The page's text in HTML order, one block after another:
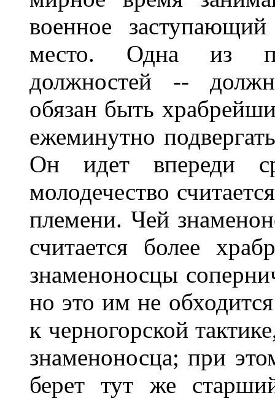
военное
место. Одна из
должностей --
обязан быть
ежеминутно
Он идет впереди
молодечество
племени. Чей
считается более
знаменоносцы
но это им не
к черногорской
знаменоносца; при
берет тут же